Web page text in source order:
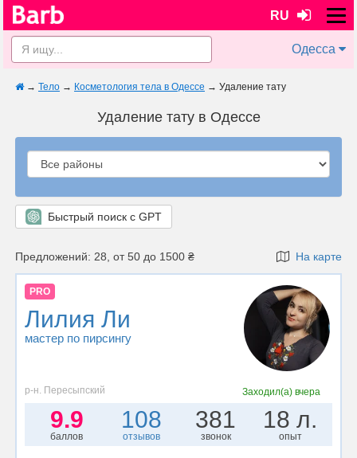
RU
Одесса
→ Тело → Косметология тела в Одессе → Удаление тату
Удаление тату в Одессе
Быстрый поиск с GPT
Предложений: 28, от 50 до 1500 ₴ На карте
PRO
Лилия Ли
мастер по пирсингу
р-н. Пересыпский Заходил(а) вчера
9.9
баллов
108
отзывов
381
звонок
18 л.
опыт